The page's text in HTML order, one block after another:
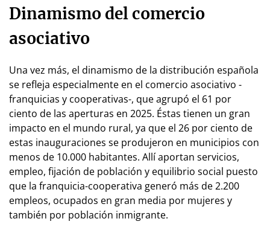
Dinamismo del comercio
asociativo
Una vez más, el dinamismo de la distribución española
se refleja especialmente en el comercio asociativo -
franquicias y cooperativas-, que agrupó el 61 por
ciento de las aperturas en 2025. Éstas tienen un gran
impacto en el mundo rural, ya que el 26 por ciento de
estas inauguraciones se produjeron en municipios con
menos de 10.000 habitantes. Allí aportan servicios,
empleo, fijación de población y equilibrio social puesto
que la franquicia-cooperativa generó más de 2.200
empleos, ocupados en gran media por mujeres y
también por población inmigrante.